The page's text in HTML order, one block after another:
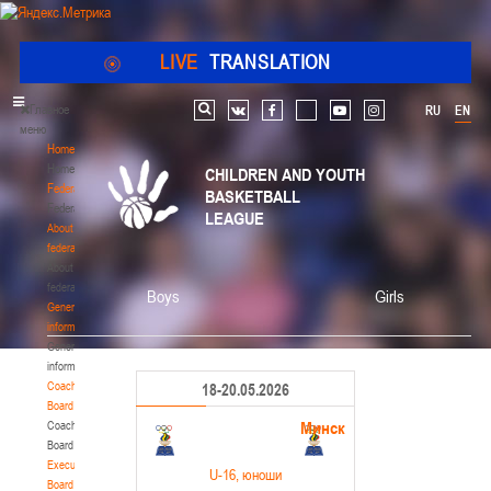
LIVE TRANSLATION
Главное
меню
Home
Home
Federation
Federation
About
federation
About
federation
General
information
General
information
Coaching
Board
Coaching
Board
Executive
Board
RU EN
Search vk facebook youtube instagram
CHILDREN AND YOUTH
BASKETBALL
LEAGUE
Boys Girls
18-20.05.2026
Минск
U-16 , юноши